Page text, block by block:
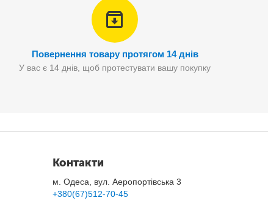
Повернення товару протягом 14 днів
У вас є 14 днів, щоб протестувати вашу покупку
Контакти
м. Одеса, вул. Аеропортівська 3
+380(67)512-70-45